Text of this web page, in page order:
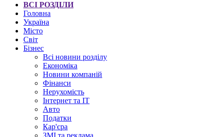
ВСІ РОЗДІЛИ
Головна
Україна
Місто
Світ
Бізнес
Всі новини розділу
Економіка
Новини компаній
Фінанси
Нерухомість
Інтернет та IT
Авто
Податки
Кар'єра
ЗМІ та реклама